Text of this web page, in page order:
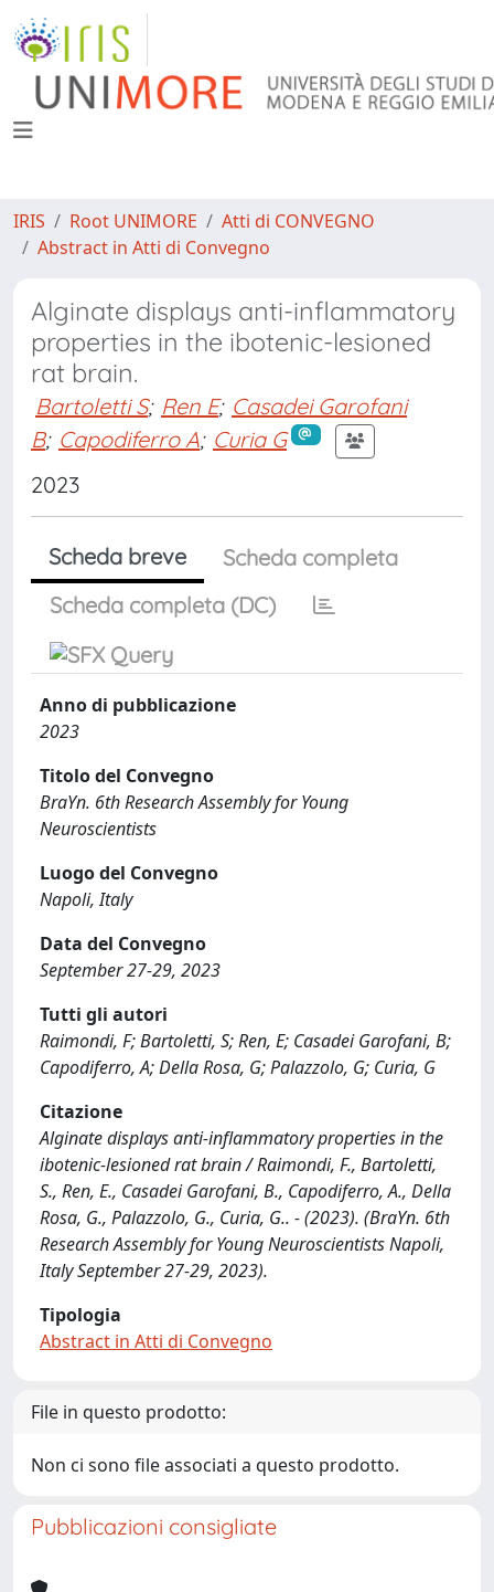
IRIS Root UNIMORE
Atti di CONVEGNO
Abstract in Atti di Convegno
Alginate displays anti-inflammatory
properties in the ibotenic-lesioned
rat brain.
Bartoletti S; Ren E; Casadei Garofani
B; Capodiferro A; Curia G
2023
Scheda breve
Scheda completa
Scheda completa (DC)
Anno di pubblicazione
2023
Titolo del Convegno
BraYn. 6th Research Assembly for Young
Neuroscientists
Luogo del Convegno
Napoli, Italy
Data del Convegno
September 27-29, 2023
Tutti gli autori
Raimondi, F; Bartoletti, S; Ren, E; Casadei Garofani, B;
Capodiferro, A; Della Rosa, G; Palazzolo, G; Curia, G
Citazione
Alginate displays anti-inflammatory properties in the
ibotenic-lesioned rat brain / Raimondi, F., Bartoletti,
S., Ren, E., Casadei Garofani, B., Capodiferro, A., Della
Rosa, G., Palazzolo, G., Curia, G.. - (2023). (BraYn. 6th
Research Assembly for Young Neuroscientists Napoli,
Italy September 27-29, 2023).
Tipologia
Abstract in Atti di Convegno
File in questo prodotto:
Non ci sono file associati a questo prodotto.
Pubblicazioni consigliate